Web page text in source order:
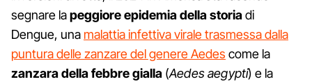
segnare lapeggiore epidemia della storiadi
Dengue, una malattia infettiva virale trasmessa dalla
puntura delle zanzare del genere Aedes come la
zanzara della febbre gialla (Aedes aegypti) e la